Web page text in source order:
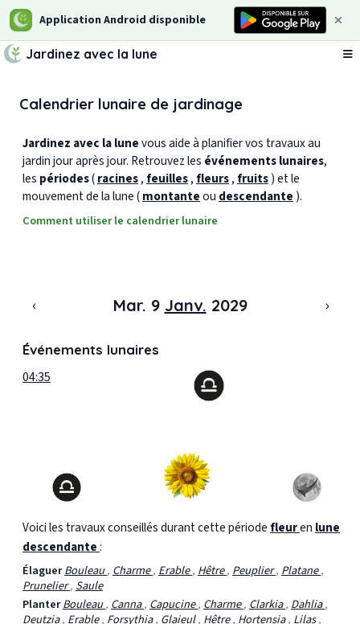
Application Android disponible
Jardinez avec la lune
Calendrier lunaire de jardinage
Jardinez avec la lunevous aide à planifier vos travaux au
jardin jour après jour. Retrouvez les événements lunaires,
les périodes(racines, feuilles, fleurs, fruits) et le
mouvement de la lune (montanteou descendante ).
Comment utiliser le calendrier lunaire
‹ Mar. 9 Janv. 2029 ›
Événements lunaires
04:35
Voici les travaux conseillés durant cette période fleuren lune
descendante:
ÉlaguerBouleau,Charme,Erable,Hêtre,Peuplier,Platane,
Prunelier,Saule
PlanterBouleau,Canna,Capucine,Charme,Clarkia,Dahlia,
Deutzia,Erable,Forsythia,Glaieul,Hêtre,Hortensia,Lilas,